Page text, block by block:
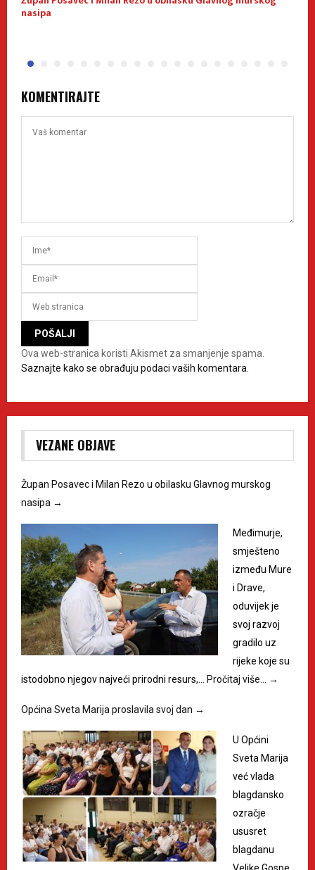
nasipa
KOMENTIRAJTE
Ova web-stranica koristi Akismet za smanjenje spama.
Saznajte kako se obrađuju podaci vaših komentara.
VEZANE OBJAVE
Župan Posavec i Milan Rezo u obilasku Glavnog murskog
nasipa →
Međimurje,
smješteno
između Mure
i Drave,
oduvijek je
svoj razvoj
gradilo uz
rijeke koje su
istodobno njegov najveći prirodni resurs,…
Pročitaj više… →
Općina Sveta Marija proslavila svoj dan →
U Općini
Sveta Marija
već vlada
blagdansko
ozračje
ususret
blagdanu